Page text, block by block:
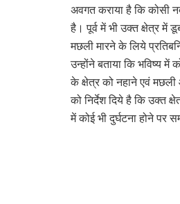
अवगत कराया है कि कोसी
है। पूर्व में भी उक्त क्षेत्र में
मछली मारने के लिये
उन्होंने बताया कि भविष्य में
के क्षेत्र को नहाने एवं मछली
को निर्देश दिये है कि उक्त
में कोई भी दुर्घटना होने पर